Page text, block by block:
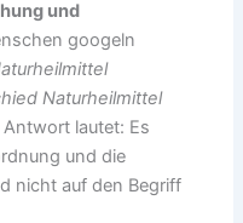
und
googeln
Naturheilmittel
Antwort lautet: Es
und die
nicht auf den Begriff